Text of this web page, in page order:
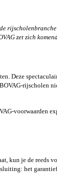
zet zich
Deze
rijscholen
voorwaarden
kun je de reeds
het